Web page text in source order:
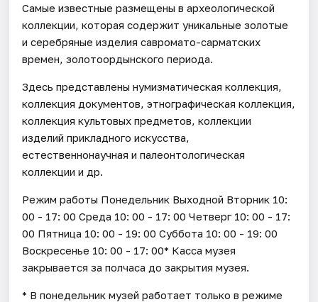
Самые известные размещены в археологической
коллекции, которая содержит уникальные золотые
и серебряные изделия савромато-сарматских
времен, золотоордынского периода.
Здесь представлены нумизматическая коллекция,
коллекция документов, этнографическая коллекция,
коллекция культовых предметов, коллекции
изделий прикладного искусства,
естественнонаучная и палеонтологическая
коллекции и др.
Режим работы Понедельник Выходной Вторник 10:
00 - 17: 00 Среда 10: 00 - 17: 00 Четверг 10: 00 - 17:
00 Пятница 10: 00 - 19: 00 Суббота 10: 00 - 19: 00
Воскресенье 10: 00 - 17: 00* Касса музея
закрывается за полчаса до закрытия музея.
* В понедельник музей работает только в режиме